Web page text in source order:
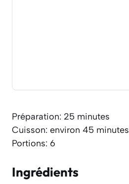
Préparation: 25 minutes
Cuisson: environ 45 minutes
Portions: 6
Ingrédients